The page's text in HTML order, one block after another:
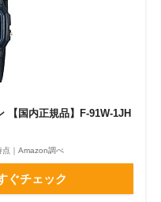
【国内正規品】F-91W-1JH
｜Amazon調べ
ぐチェック